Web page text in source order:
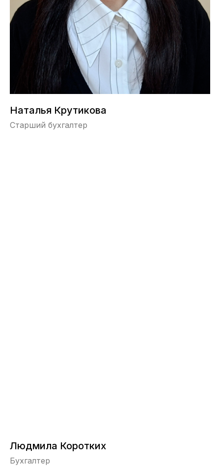
Наталья Крутикова
Старший бухгалтер
Людмила Коротких
Бухгалтер